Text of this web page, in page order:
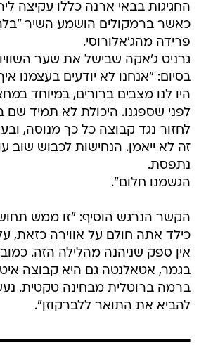
החגיגות בבאי ארנה כללו עקיצה
כאשר ברמקולים הושמע השיר
פרידה מהג'אלורוסי.
היו לנו מצבים ברורים, במיוחד
לפני שספגנו. היכולת לא תמיד שם
לחזור נגד קבוצה כל כך מנוסה,
זה לא ייאמן. הנחישות לכבוש שוב
נתפסת.
הגשמנו חלום".
הקשר הנרגש הוסיף: "זו ממש
כילד אתה חולם על אווירה כזאת,
אין ספק שניהנה מהלילה הזה.
בגמר, אטאלנטה גם היא קבוצה
ברמה ברוטלית מבחינה טקטית.
להביא את התואר ללברקוזן".